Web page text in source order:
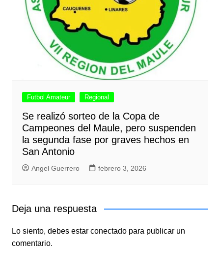
Futbol Amateur Regional
Se realizó sorteo de la Copa de
Campeones del Maule, pero suspenden
la segunda fase por graves hechos en
San Antonio
Angel Guerrero febrero 3, 2026
Deja una respuesta
Lo siento, debes estar conectadopara publicar un
comentario.